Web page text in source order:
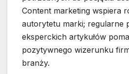
Content marketing wspiera
autorytetu marki; regularne
eksperckich artykułów
pozytywnego wizerunku
branży.